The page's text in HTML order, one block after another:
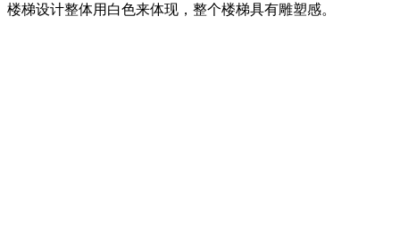
楼梯设计整体用白色来体现，整个楼梯具有雕塑感。